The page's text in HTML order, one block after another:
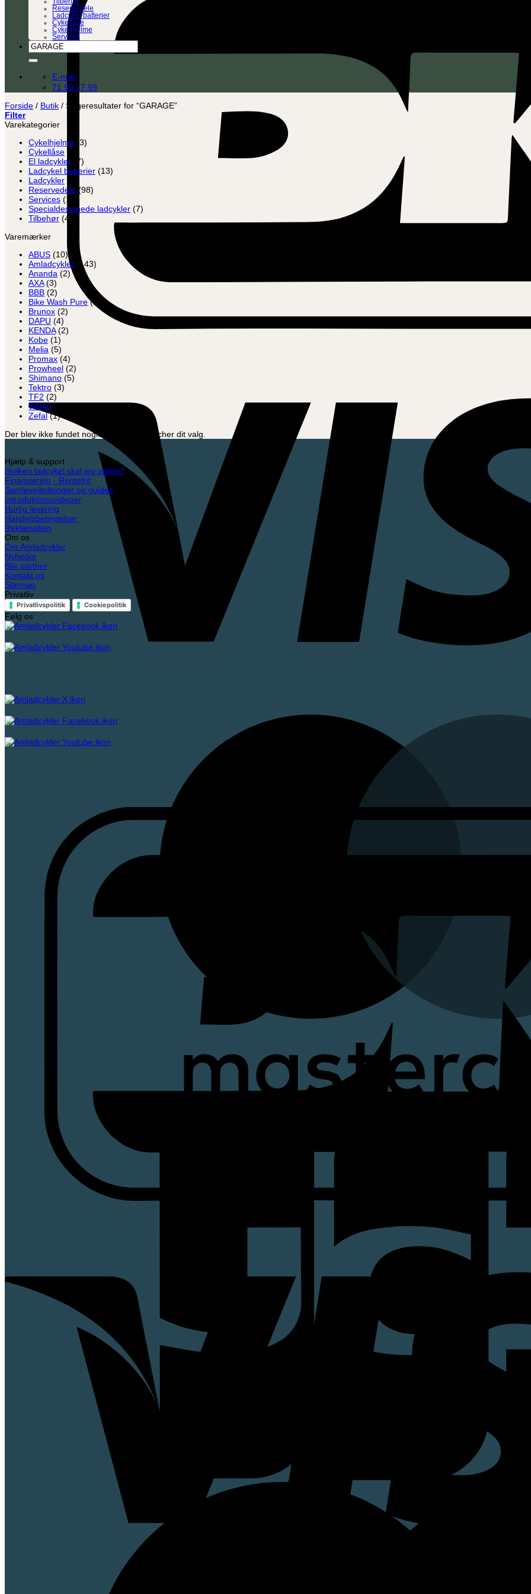
Reservedele
Ladcykel batterier
Cykellåse
Cykelhjelme
Services
Søg
efter:
E-mail
71 99 77 99
Forside / Butik / Søgeresultater for “GARAGE”
Filter
Varekategorier
Cykelhjelme (3)
Cykellåse
El ladcykler
(7)
Ladcykel batterier (13)
Ladcykler
Reservedele (98)
Services (12)
Specialdesignede ladcykler (7)
Tilbehør (45)
Varemærker
ABUS (10)
Amladcykler
(143)
Ananda (2)
AXA (3)
BBB (2)
Bike Wash Pure (1)
Brunox (2)
DAPU (4)
KENDA (2)
Kobe (1)
Melia (5)
Promax (4)
Prowheel (2)
Shimano (5)
Tektro (3)
TF2 (2)
WD40
Zefal (1)
Der blev ikke fundet nogle varer, der matcher dit valg.
Hjælp & support
Hvilken ladcykel skal jeg vælge?
Finansiering - Rentefrit
Samlevejledninger og guides
Introduktionsvideoer
Hurtig levering
Handelsbetingelser
Reklamation
Om os
Om Amladcykler
Nyheder
Bliv partner
Kontakt os
Sitemap
Privatliv
Privatlivspolitik Cookiepolitik
Følg os